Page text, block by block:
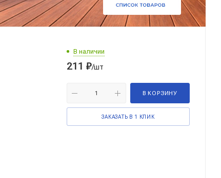
В наличии
211 ₽/шт
В КОРЗИНУ
ЗАКАЗАТЬ В 1 КЛИК